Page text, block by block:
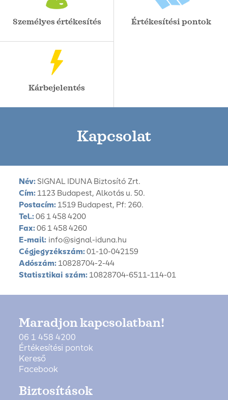
Személyes értékesítés Értékesítési pontok
Kárbejelentés
Kapcsolat
Név: SIGNAL IDUNA Biztosító Zrt.
Cím: 1123 Budapest, Alkotás u. 50.
Postacím: 1519 Budapest, Pf: 260.
Tel.:06 1 458 4200
Fax:06 1 458 4260
E-mail: info@signal-iduna.hu
Cégjegyzékszám:01-10-042159
Adószám: 10828704-2-44
Statisztikai szám: 10828704-6511-114-01
Maradjon kapcsolatban!
06 1 458 4200
Értékesítési pontok
Kereső
Facebook
Biztosítások